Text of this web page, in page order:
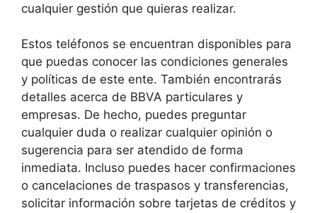
cualquier gestión que quieras realizar.
Estos teléfonos se encuentran disponibles para
que puedas conocer las condiciones generales
y políticas de este ente. También encontrarás
detalles acerca de BBVA particulares y
empresas. De hecho, puedes preguntar
cualquier duda o realizar cualquier opinión o
sugerencia para ser atendido de forma
inmediata. Incluso puedes hacer confirmaciones
o cancelaciones de traspasos y transferencias,
solicitar información sobre tarjetas de créditos y